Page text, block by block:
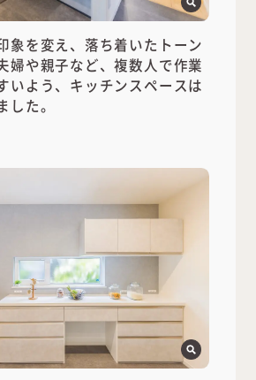
象を変え、落ち着いたトーン
婦や親子など、複数人で作業
いよう、キッチンスペースは
した。